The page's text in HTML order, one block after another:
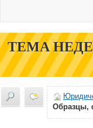
ТЕМА
Образцы,